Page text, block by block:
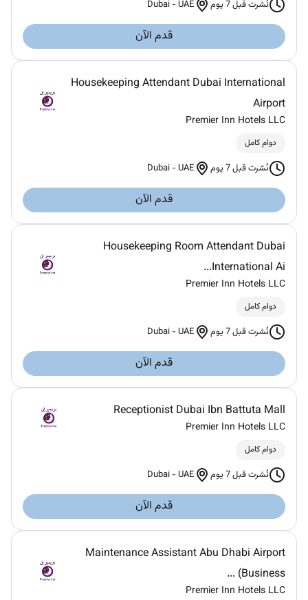
نُشرت قبل 7 يوم Dubai -UAE
قدم الآن
Housekeeping Attendant Dubai International
Airport
Premier Inn Hotels LLC
دوام كامل
نُشرت قبل 7 يوم Dubai -UAE
قدم الآن
Housekeeping Room Attendant Dubai
International Ai...
Premier Inn Hotels LLC
دوام كامل
نُشرت قبل 7 يوم Dubai -UAE
قدم الآن
Receptionist Dubai Ibn Battuta Mall
Premier Inn Hotels LLC
دوام كامل
نُشرت قبل 7 يوم Dubai -UAE
قدم الآن
Maintenance Assistant Abu Dhabi Airport
(Business ...
Premier Inn Hotels LLC